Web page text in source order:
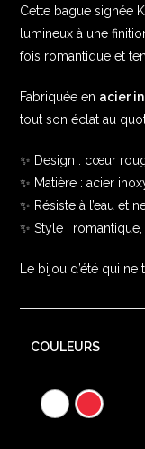
Cette bague signée
lumineux à une
fois romantique et
Fabriquée en acier
tout son éclat au
✨ Design : cœur
✨ Matière : acier
✨ Résiste à l’eau et
✨ Style :
Le bijou d’été qui ne
COULEURS